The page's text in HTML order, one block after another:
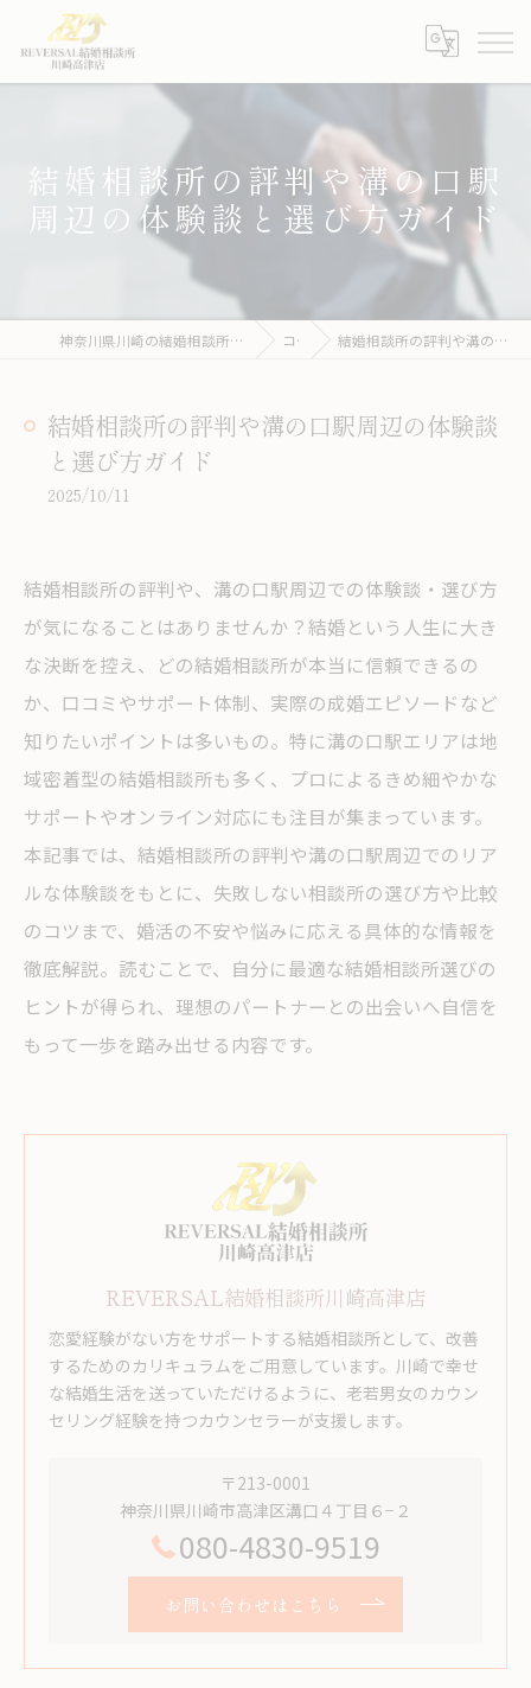
結婚相談所の評判や溝の口駅
周辺の体験談と選び方ガイド
神奈川県川崎の結婚相談所ならREVERSAL結婚相談所川崎高津店 コラム 結婚相談所の評判や溝の口駅周辺の体験談と選び方ガイド
結婚相談所の評判や溝の口駅周辺の体験談
と選び方ガイド
2025/10/11
結婚相談所の評判や、溝の口駅周辺での体験談・選び方
が気になることはありませんか？結婚という人生に大き
な決断を控え、どの結婚相談所が本当に信頼できるの
か、口コミやサポート体制、実際の成婚エピソードなど
知りたいポイントは多いもの。特に溝の口駅エリアは地
域密着型の結婚相談所も多く、プロによるきめ細やかな
サポートやオンライン対応にも注目が集まっています。
本記事では、結婚相談所の評判や溝の口駅周辺でのリア
ルな体験談をもとに、失敗しない相談所の選び方や比較
のコツまで、婚活の不安や悩みに応える具体的な情報を
徹底解説。読むことで、自分に最適な結婚相談所選びの
ヒントが得られ、理想のパートナーとの出会いへ自信を
もって一歩を踏み出せる内容です。
REVERSAL結婚相談所川崎高津店
恋愛経験がない方をサポートする結婚相談所として、改善
するためのカリキュラムをご用意しています。川崎で幸せ
な結婚生活を送っていただけるように、老若男女のカウン
セリング経験を持つカウンセラーが支援します。
〒213-0001
神奈川県川崎市高津区溝口４丁目６−２
080-4830-9519
お問い合わせはこちら